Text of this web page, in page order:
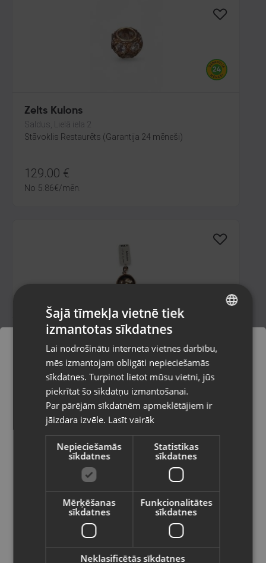
Zelts Kulons
Saldus, Lielā iela 2
Stāvoklis Restaurēts (Garantija 24 mēneši)
129.00 €
No 5.86€/mēn.
Zelta kulons
Rīga, Latgales iela 250 k-3
Stāvoklis Restaurēts (Garantija 24 mēneši)
244.00€
€ /mēn.
Zelta kulons
Pasūtījumi tiks piegādāti uz
izvēlēto valsti
Vietnes saturs būs attēlots izvēlētajā
valodā
Valsts
Latviešu / Latvian
RUSSIAN
Šajā tīmekļa vietnē tiek
izmantotas sīkdatnes
Lai nodrošinātu interneta vietnes darbību,
mēs izmantojam obligāti nepieciešamās
sīkdatnes. Turpinot lietot mūsu vietni, jūs
piekrītat šo sīkdatņu izmantošanai.
Par pārējām sīkdatnēm apmeklētājiem ir
jāizdara izvēle. Lasīt vairāk
Nepieciešamās
sīkdatnes
Statistikas
sīkdatnes
Mērķēšanas
sīkdatnes
Funkcionalitātes
sīkdatnes
Neklasificētās sīkdatnes